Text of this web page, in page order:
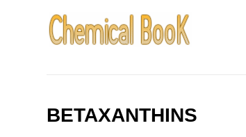
BETAXANTHINS